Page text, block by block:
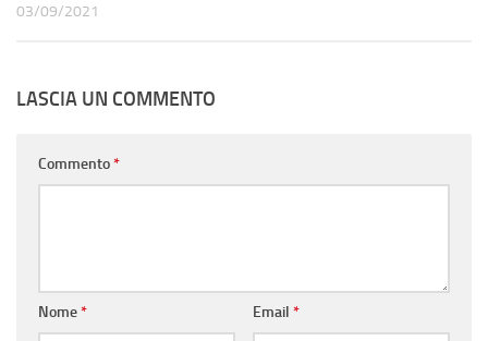
03/09/2021
LASCIA UN COMMENTO
Commento*
Nome* Email *